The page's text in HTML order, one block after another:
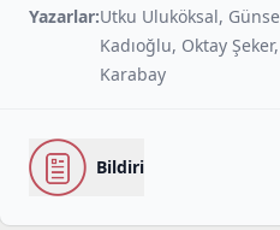
Yazarlar:Utku Uluköksal,
Kadıoğlu, Oktay
Karabay
Bildiri